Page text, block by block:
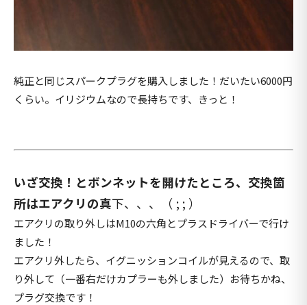
純正と同じスパークプラグを購入しました！だいたい6000円
くらい。イリジウムなので長持ちです、きっと！
いざ交換！とボンネットを開けたところ、交換箇
所はエアクリの真下、、、（ ; ; ）
エアクリの取り外しはM10の六角とプラスドライバーで行け
ました！
エアクリ外したら、イグニッションコイルが見えるので、取
り外して（一番右だけカプラーも外しました）お待ちかね、
プラグ交換です！